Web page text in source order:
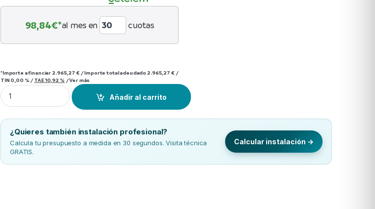
98,84€*al mes en cuotas
*Importe a financiar 2.965,27 € /Importe total adeudado 2.965,27 €/
TIN 0,00 % / TAE10,92 % /Ver más
Split 1X1 Mitsubishi MSZ-AP71VGK mas Kit Plasma Quad R-32 quantity
Añadir al carrito
¿Quieres también instalación profesional?
Calcula tu presupuesto a medida en 30 segundos. Visita técnica
GRATIS.
Calcular instalación →